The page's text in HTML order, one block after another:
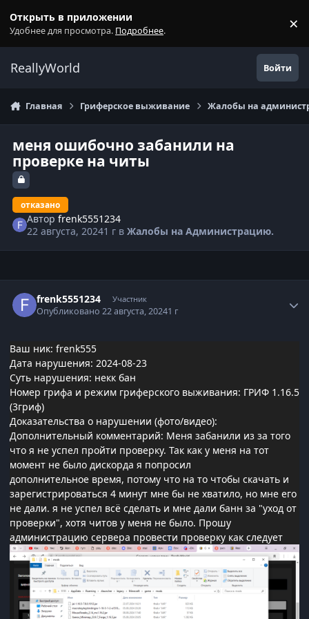
Открыть в приложении
Удобнее для просмотра. Подробнее. ×
ReallyWorld Войти
Главная Гриферское выживание Жалобы на
меня ошибочно забанили на
проверке на читы
отказано
Авторfrenk5551234
22 августа, 20241 г вЖалобы на Администрацию.
frenk5551234 Участник
Опубликовано22 августа, 20241 г
Ваш ник: frenk555
Дата нарушения: 2024-08-23
Суть нарушения: некк бан
Номер грифа и режим гриферского выживания: ГРИФ 1.16.5
(3гриф)
Доказательства о нарушении (фото/видео):
Дополнительный комментарий: Меня забанили из за того
что я не успел пройти проверку. Так как у меня на тот
момент не было дискорда я попросил
дополнительное время, потому что на то чтобы скачать и
зарегистрироваться 4 минут мне бы не хватило, но мне его
не дали. я не успел всё сделать и мне дали банн за "уход от
проверки", хотя читов у меня не было. Прошу
администрацию сервера провести проверку как следует